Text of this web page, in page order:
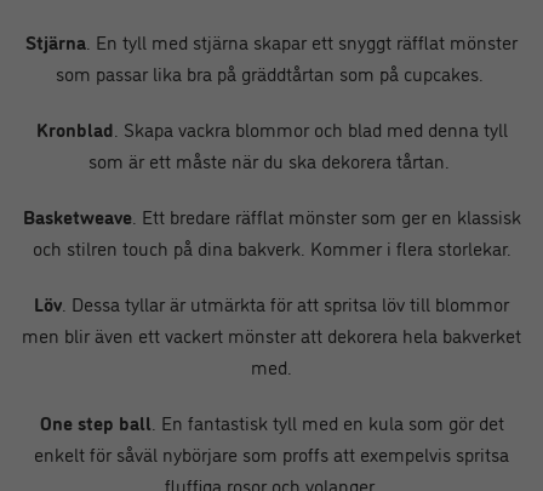
Stjärna . En tyll med stjärna skapar ett snyggt räfflat mönster
som passar lika bra på gräddtårtan som på cupcakes.
Kronblad . Skapa vackra blommor och blad med denna tyll
som är ett måste när du ska dekorera tårtan.
Basketweave. Ett bredare räfflat mönster som ger en klassisk
och stilren touch på dina bakverk. Kommer i flera storlekar.
Löv . Dessa tyllar är utmärkta för att spritsa löv till blommor
men blir även ett vackert mönster att dekorera hela bakverket
med.
One step ball . En fantastisk tyll med en kula som gör det
enkelt för såväl nybörjare som proffs att exempelvis spritsa
fluffiga rosor och volanger.